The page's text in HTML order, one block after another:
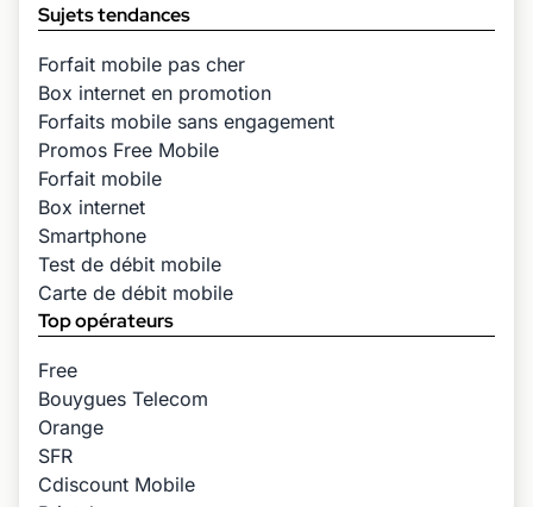
Sujets tendances
Forfait mobile pas cher
Box internet en promotion
Forfaits mobile sans engagement
Promos Free Mobile
Forfait mobile
Box internet
Smartphone
Test de débit mobile
Carte de débit mobile
Top opérateurs
Free
Bouygues Telecom
Orange
SFR
Cdiscount Mobile